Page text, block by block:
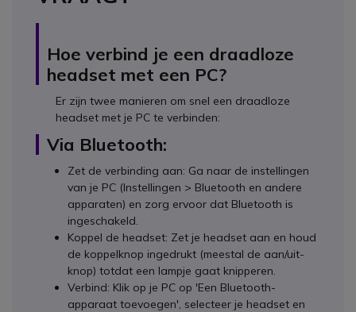
Hoe verbind je een draadloze
headset met een PC?
Er zijn twee manieren om snel een draadloze
headset met je PC te verbinden:
Via Bluetooth:
Zet de verbinding aan: Ga naar de instellingen
van je PC (Instellingen > Bluetooth en andere
apparaten) en zorg ervoor dat Bluetooth is
ingeschakeld.
Koppel de headset: Zet je headset aan en houd
de koppelknop ingedrukt (meestal de aan/uit-
knop) totdat een lampje gaat knipperen.
Verbind: Klik op je PC op 'Een Bluetooth-
apparaat toevoegen', selecteer je headset en